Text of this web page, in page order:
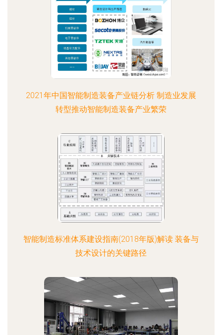
2021年中国智能制造装备产业链分析 制造业发展
转型推动智能制造装备产业繁荣
智能制造标准体系建设指南(2018年版)解读 装备与
技术设计的关键路径